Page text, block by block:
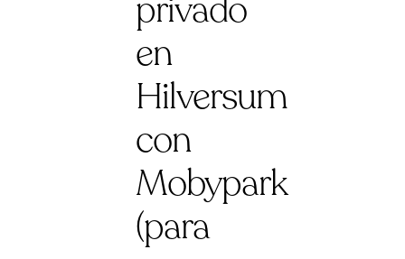
privado
en
Hilversum
con
Mobypark
(para